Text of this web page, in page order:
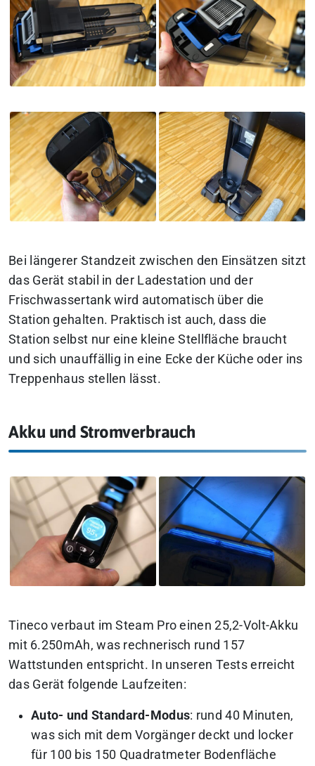
Bei längerer Standzeit zwischen den Einsätzen sitzt
das Gerät stabil in der Ladestation und der
Frischwassertank wird automatisch über die
Station gehalten. Praktisch ist auch, dass die
Station selbst nur eine kleine Stellfläche braucht
und sich unauffällig in eine Ecke der Küche oder ins
Treppenhaus stellen lässt.
Akku und Stromverbrauch
Tineco verbaut im Steam Pro einen 25,2-Volt-Akku
mit 6.250mAh, was rechnerisch rund 157
Wattstunden entspricht. In unseren Tests erreicht
das Gerät folgende Laufzeiten:
Auto- und Standard-Modus: rund 40 Minuten,
was sich mit dem Vorgänger deckt und locker
für 100 bis 150 Quadratmeter Bodenfläche